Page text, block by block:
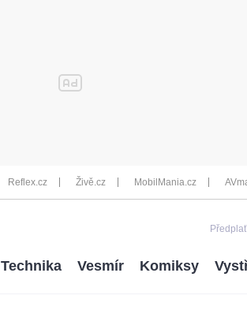
Reflex.cz Živě.cz MobilMania.cz
Technika Vesmír Komiksy